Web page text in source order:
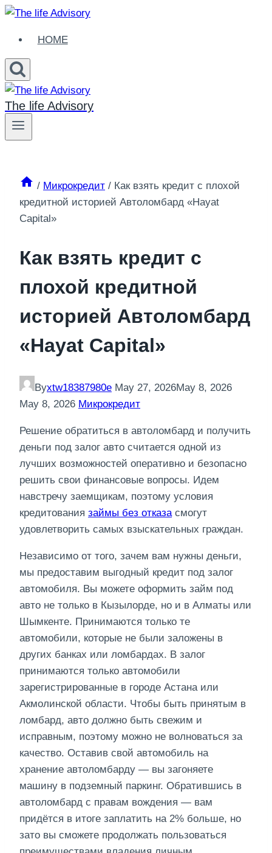
Skip
contentHOME
The life Advisory
/ Микрокредит / Как взять кредит с плохой
кредитной историей Автоломбард «Hayat
Capital»
Как взять кредит с
плохой кредитной
историей Автоломбард
«Hayat Capital»
Byxtw18387980e May 27, 2026May 8, 2026
May 8, 2026 Микрокредит
Решение обратиться в автоломбард и получить
деньги под залог авто считается одной из
лучших возможностей оперативно и безопасно
решить свои финансовые вопросы. Идем
навстречу заемщикам, поэтому условия
кредитования займы без отказасмогут
удовлетворить самых взыскательных граждан.
Независимо от того, зачем вам нужны деньги,
мы предоставим выгодный кредит под залог
автомобиля. Вы можете оформить займ под
авто не только в Кызылорде, но и в Алматы или
Шымкенте. Принимаются только те
автомобили, которые не были заложены в
других банках или ломбардах. В залог
принимаются только автомобили
зарегистрированные в городе Астана или
Акмолинской области. Чтобы быть принятым в
ломбард, авто должно быть свежим и
исправным, поэтому можно не волноваться за
качество. Оставив свой автомобиль на
хранение автоломбарду — вы загоняете
машину в подземный паркинг. Обратившись в
автоломбард с правам вождения — вам
придётся в итоге заплатить на 2% больше, но
зато вы сможете продолжать пользоваться